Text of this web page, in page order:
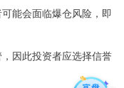
能会面临爆仓风险，即
因此投资者应选择信誉